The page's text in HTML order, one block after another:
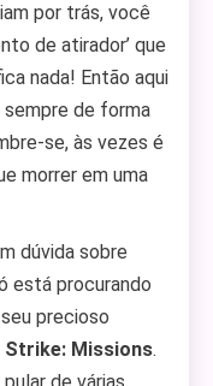
por trás, você
de atirador’ que
nada! Então aqui
sempre de forma
se, às vezes é
morrer em uma
dúvida sobre
está procurando
precioso
Strike: Missions.